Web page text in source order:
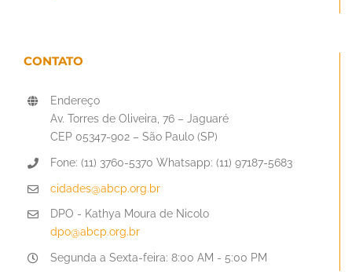
CONTATO
Endereço
Av. Torres de Oliveira, 76 – Jaguaré
CEP 05347-902 – São Paulo (SP)
Fone: (11) 3760-5370 Whatsapp: (11) 97187-5683
cidades@abcp.org.br
DPO - Kathya Moura de Nicolo
dpo@abcp.org.br
Segunda a Sexta-feira: 8:00 AM - 5:00 PM